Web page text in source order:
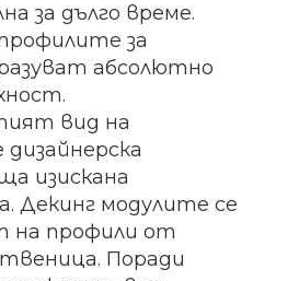
за дълго време.
за
абсолютно
вид на
изискана
Декинг модулите се
на профили от
Поради